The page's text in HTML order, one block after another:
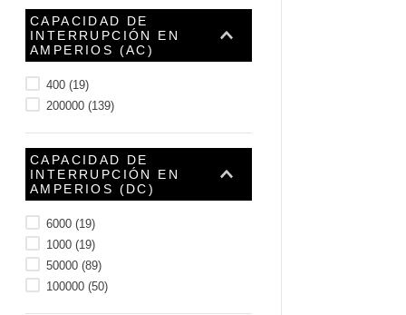
CAPACIDAD DE
INTERRUPCIÓN EN
AMPERIOS (AC)
400 (19)
200000 (139)
CAPACIDAD DE
INTERRUPCIÓN EN
AMPERIOS (DC)
6000 (19)
1000 (19)
50000 (89)
100000 (50)